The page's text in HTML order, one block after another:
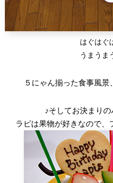
はぐはぐ
うまうま
５にゃん揃った食事風
♪そしてお決まり
ラピは果物が好きなので、